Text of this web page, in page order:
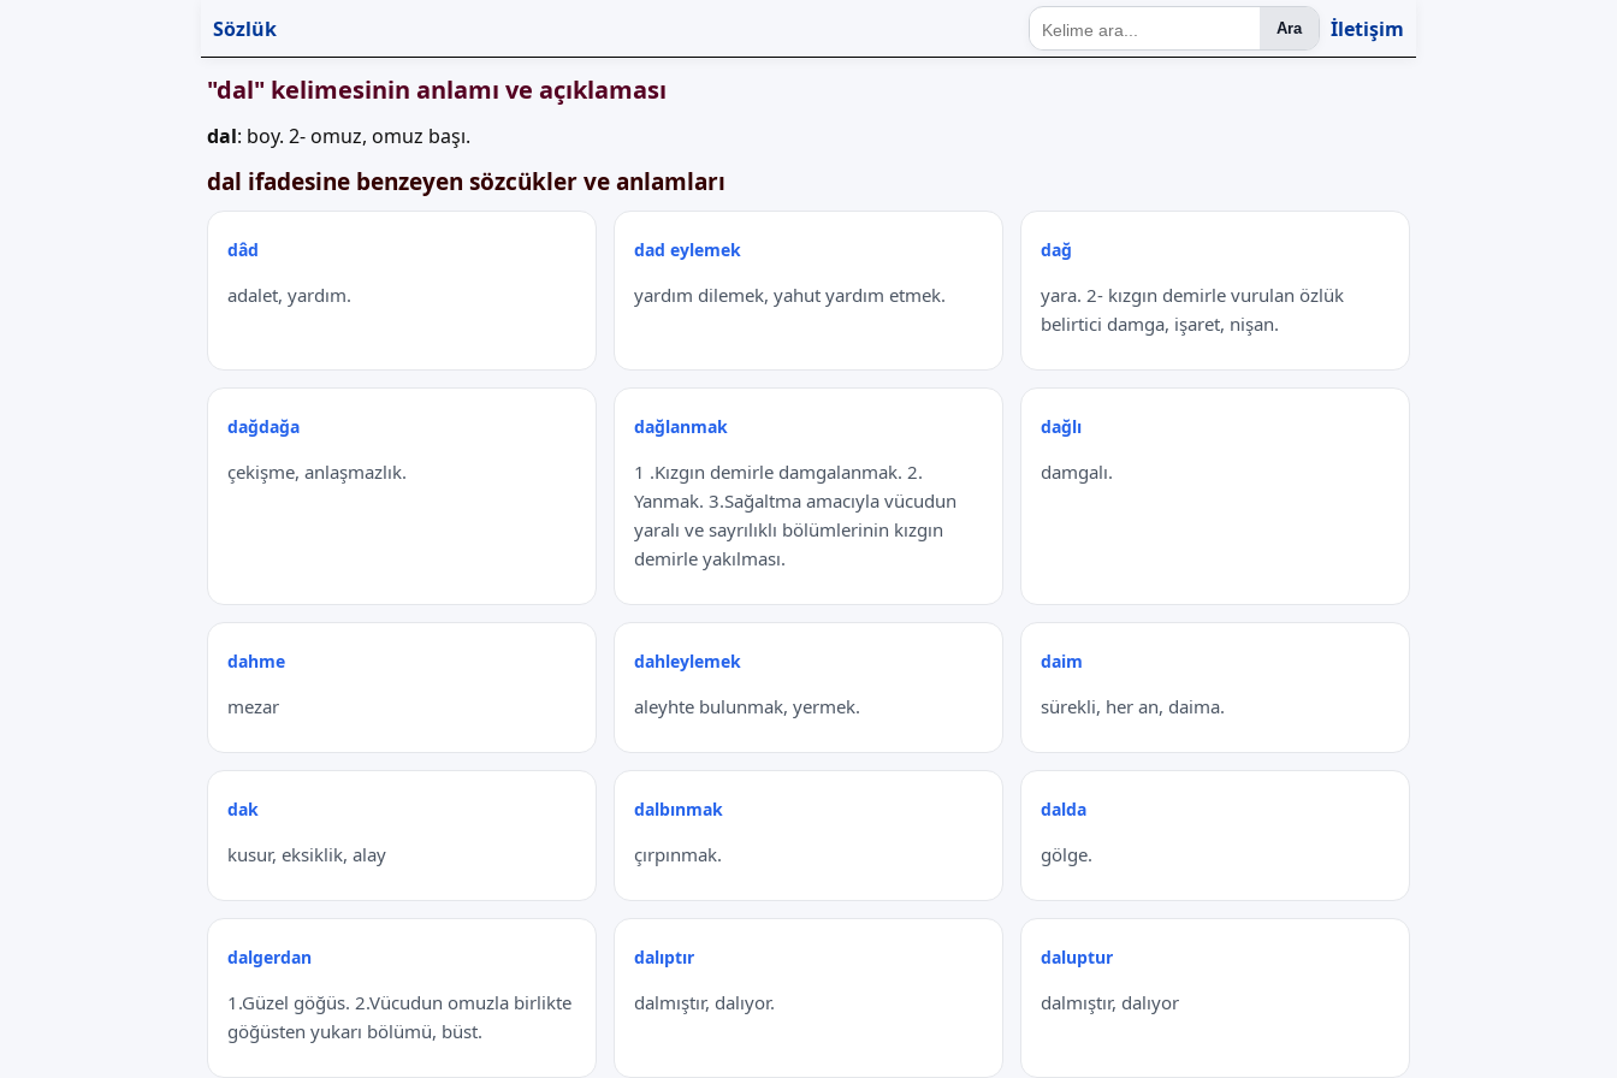
Sözlük Ara İletişim
"dal" kelimesinin anlamı ve açıklaması
dal: boy. 2- omuz, omuz başı.
dal ifadesine benzeyen sözcükler ve anlamları
dâd
adalet, yardım.
dad eylemek
yardım dilemek, yahut yardım etmek.
dağ
yara. 2- kızgın demirle vurulan özlük
belirtici damga, işaret, nişan.
dağdağa
çekişme, anlaşmazlık.
dağlanmak
1 .Kızgın demirle damgalanmak. 2.
Yanmak. 3.Sağaltma amacıyla vücudun
yaralı ve sayrılıklı bölümlerinin kızgın
demirle yakılması.
dağlı
damgalı.
dahme
mezar
dahleylemek
aleyhte bulunmak, yermek.
daim
sürekli, her an, daima.
dak
kusur, eksiklik, alay
dalbınmak
çırpınmak.
dalda
gölge.
dalgerdan
1.Güzel göğüs. 2.Vücudun omuzla birlikte
göğüsten yukarı bölümü, büst.
dalıptır
dalmıştır, dalıyor.
daluptur
dalmıştır, dalıyor